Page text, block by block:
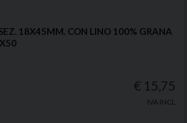
18X45MM. CON LINO 100% GRANA
€ 15,75
IVA INCL